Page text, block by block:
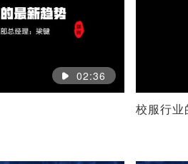
02:36
校服行业